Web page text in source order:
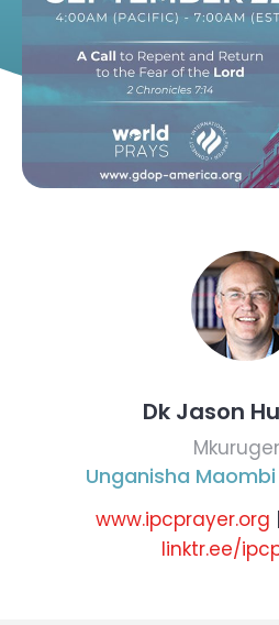
Dk Jason
Unganisha
www.ipcprayer.org
linktr.ee/